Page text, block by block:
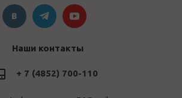
Наши контакты
+ 7 (4852) 700-110